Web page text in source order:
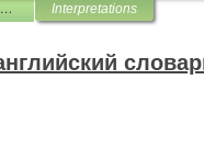
Американизмы. Русско-английский словарь. Interpretations